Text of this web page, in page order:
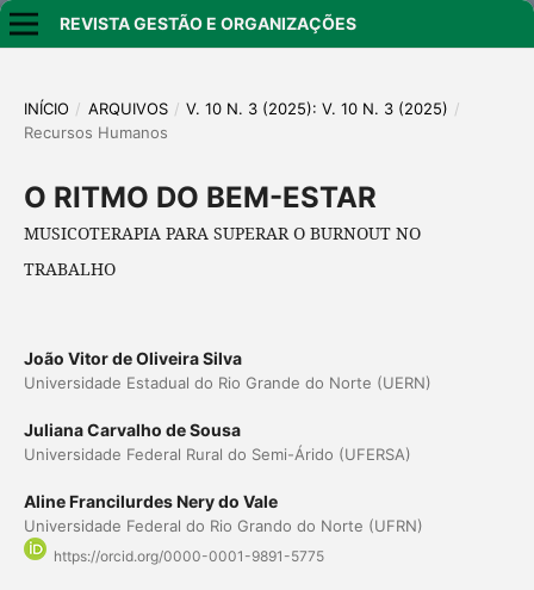
REVISTA GESTÃO E ORGANIZAÇÕES
INÍCIO / ARQUIVOS / V. 10 N. 3 (2025): V. 10 N. 3 (2025) /
Recursos Humanos
O RITMO DO BEM-ESTAR
MUSICOTERAPIA PARA SUPERAR O BURNOUT NO
TRABALHO
João Vitor de Oliveira Silva
Universidade Estadual do Rio Grande do Norte (UERN)
Juliana Carvalho de Sousa
Universidade Federal Rural do Semi-Árido (UFERSA)
Aline Francilurdes Nery do Vale
Universidade Federal do Rio Grando do Norte (UFRN)
https://orcid.org/0000-0001-9891-5775